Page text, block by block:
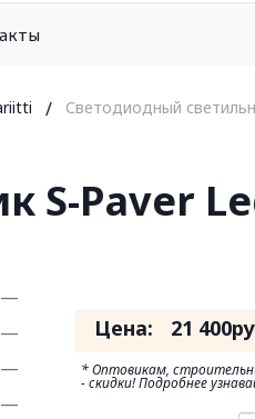
/ Светодиодный
S-Paver
Цена: 21 400
* Оптовикам,
- скидки! Подробнее